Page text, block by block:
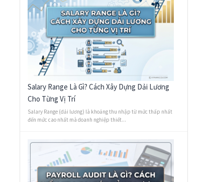
Salary Range Là Gì? Cách Xây Dựng Dải Lương
Cho Từng Vị Trí
Salary Range (dải lương) là khoảng thu nhập từ mức thấp nhất
đến mức cao nhất mà doanh nghiệp thiết...